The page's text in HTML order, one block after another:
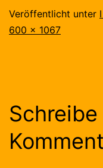
Veröffentlicht unter
Originalgröße
600 × 1067